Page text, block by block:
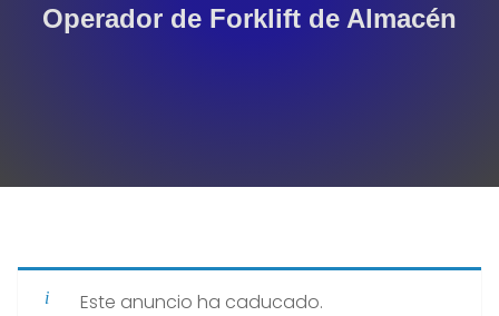
Operador de Forklift de Almacén
Este anuncio ha caducado.